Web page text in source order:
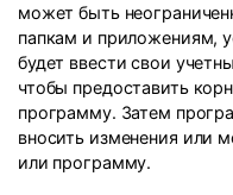
может быть
папкам и приложениям,
будет ввести свои
чтобы предоставить
программу. Затем
вносить изменения или
или программу.